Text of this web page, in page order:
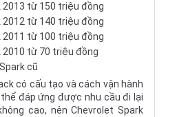
2013 từ 150 triệu đồng
2012 từ 140 triệu đồng
2011 từ 100 triệu đồng
2010 từ 70 triệu đồng
cũ
có cấu tạo và cách vận hành
đáp ứng được nhu cầu đi lại
cao, nên Chevrolet Spark